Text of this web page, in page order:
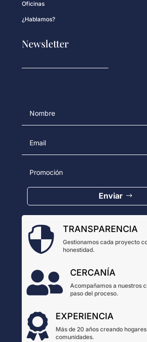
Oficinas
¿Hablamos?
Newsletter
Enviar
 TRANSPARENCIA
Gestionamos cada proyecto
honestidad.
 CERCANÍA
Acompañamos a nuestros
paso del proceso.
 EXPERIENCIA
Más de 20 años creando
comunidades.